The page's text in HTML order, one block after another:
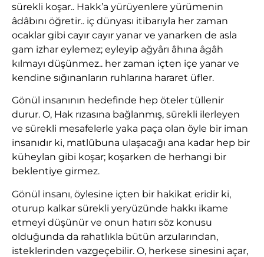
sürekli koşar.. Hakk’a yürüyenlere yürümenin
âdâbını öğretir.. iç dünyası itibarıyla her zaman
ocaklar gibi cayır cayır yanar ve yanarken de asla
gam izhar eylemez; eyleyip ağyârı âhına âgâh
kılmayı düşünmez.. her zaman içten içe yanar ve
kendine sığınanların ruhlarına hararet üfler.
Gönül insanının hedefinde hep öteler tüllenir
durur. O, Hak rızasına bağlanmış, sürekli ilerleyen
ve sürekli mesafelerle yaka paça olan öyle bir iman
insanıdır ki, matlûbuna ulaşacağı ana kadar hep bir
küheylan gibi koşar; koşarken de herhangi bir
beklentiye girmez.
Gönül insanı, öylesine içten bir hakikat eridir ki,
oturup kalkar sürekli yeryüzünde hakkı ikame
etmeyi düşünür ve onun hatırı söz konusu
olduğunda da rahatlıkla bütün arzularından,
isteklerinden vazgeçebilir. O, herkese sinesini açar,